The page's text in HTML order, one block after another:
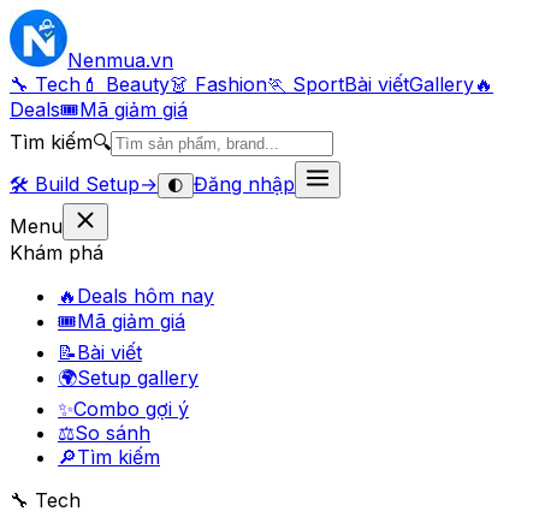
Nenmua.vn
🔧 Tech 💄 Beauty👗 Fashion🏃 SportBài viếtGallery🔥
Deals🎟Mã giảm giá
Tìm kiếm🔍
🛠️ Build Setup→ 🌓 Đăng nhập
Menu
Khám phá
🔥 Deals hôm nay
🎟Mã giảm giá
📝Bài viết
🌍Setup gallery
✨Combo gợi ý
⚖️So sánh
🔎Tìm kiếm
🔧 Tech